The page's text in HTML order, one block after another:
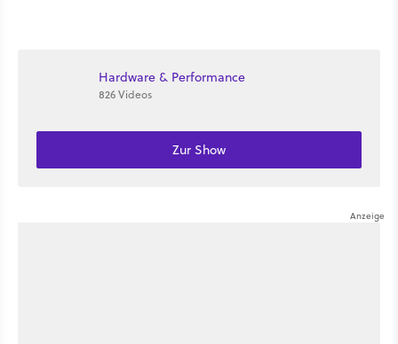
Hardware & Performance
826 Videos
Zur Show